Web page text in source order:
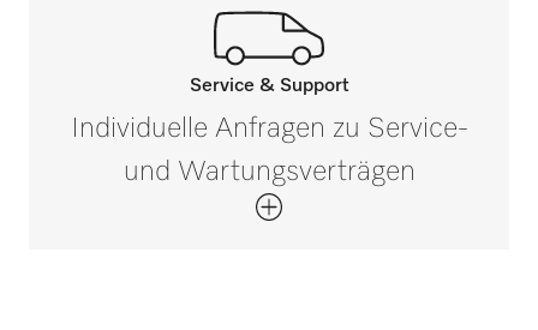
Ihr persönlicher
Ansprechpartner
ist nur einen Klick entfernt!
Service & Support
Individuelle Anfragen zu Service-
und Wartungsverträgen